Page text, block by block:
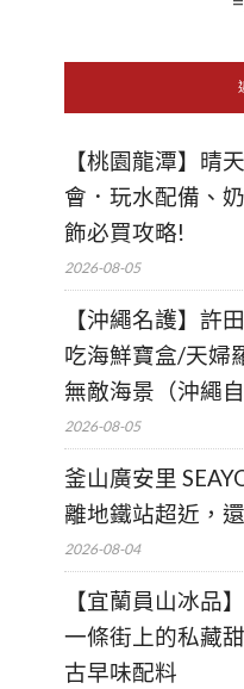
【桃園龍潭】晴
會．玩水配備、
飾必買攻略!
2026-08-05
【沖繩名護】許
吃海鮮寶盒/天婦
無敵海景（沖繩
2026-08-05
釜山廣安里
離地鐵站超近，
2026-08-04
【宜蘭員山冰品
一條街上的私藏
古早味配料